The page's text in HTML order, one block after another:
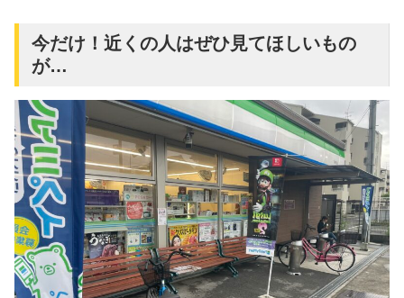
今だけ！近くの人はぜひ見てほしいもの
が…